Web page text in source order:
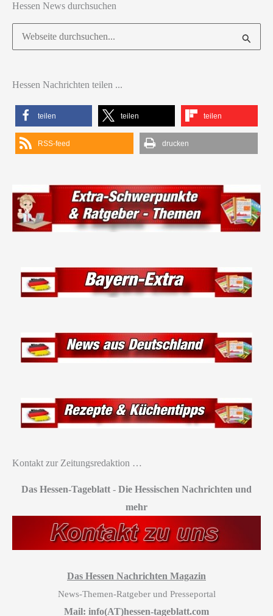
Hessen News durchsuchen
Suchen
nach:
Hessen Nachrichten teilen ...
teilen teilen teilen
RSS-feed drucken
Kontakt zur Zeitungsredaktion …
Das Hessen-Tageblatt - Die Hessischen Nachrichten und
mehr
Das Hessen Nachrichten Magazin
News-Themen-Ratgeber und Presseportal
Mail: info(AT)hessen-tageblatt.com